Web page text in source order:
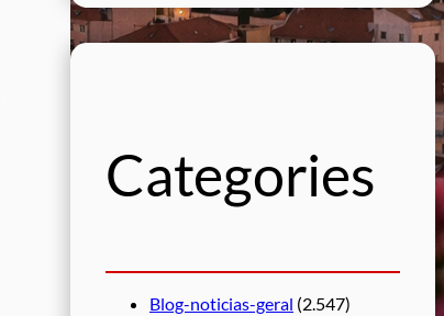
s
q
a
Categories
Blog-noticias-geral (2.547)